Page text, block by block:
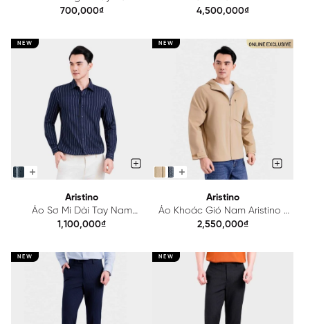
Aristino Regular APS615EDP01
700,000₫
Business Premio 1BZ201S0H2
4,500,000₫
NEW
Aristino
Áo Sơ Mi Dài Tay Nam
Aristino Slim Fit ALS425S0H2
1,100,000₫
NEW
Aristino
Áo Khoác Gió Nam Aristino 1
lớp Regular Fit AJK605EDP01
2,550,000₫
NEW NEW